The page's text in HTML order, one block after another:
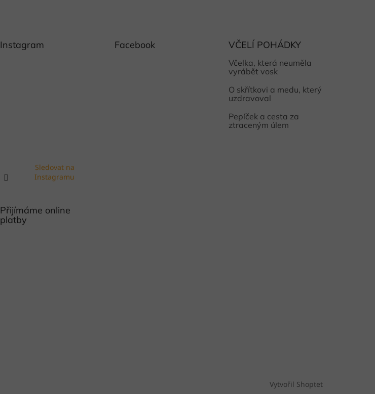
Instagram
Sledovat na
Instagramu
Facebook VČELÍ POHÁDKY
Včelka, která neuměla
vyrábět vosk
O skřítkovi a medu, který
uzdravoval
Pepíček a cesta za
ztraceným úlem
Přijímáme online
platby
Vytvořil Shoptet